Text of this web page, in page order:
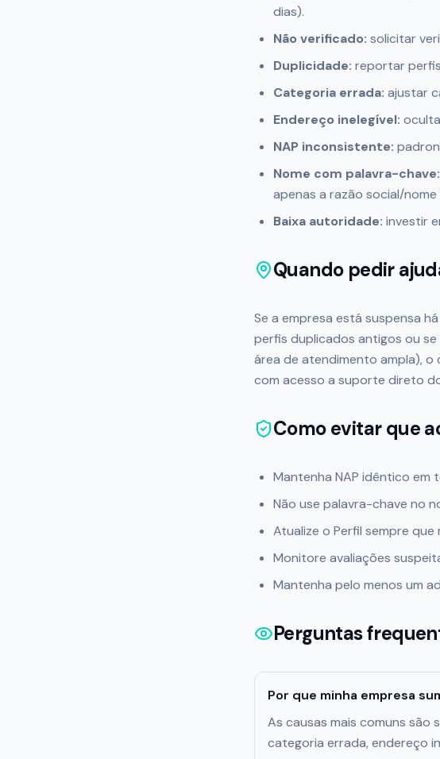
dias).
Não verificado: solicitar
Duplicidade: reportar
Categoria errada: ajustar
Endereço inelegível:
NAP inconsistente:
Nome com palavra-chave:
apenas a razão social/nome
Baixa autoridade: investir
Quando pedir
Se a empresa está suspensa
perfis duplicados antigos ou
área de atendimento ampla),
com acesso a suporte direto
Como evitar que
Mantenha NAP idêntico em
Não use palavra-chave no
Atualize o Perfil sempre
Monitore avaliações
Mantenha pelo menos um
Perguntas
Por que minha empresa
As causas mais comuns são
categoria errada, endereço